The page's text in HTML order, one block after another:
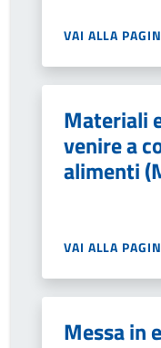
VAI ALLA
Materiali
venire a
alimenti
VAI ALLA
Messa in